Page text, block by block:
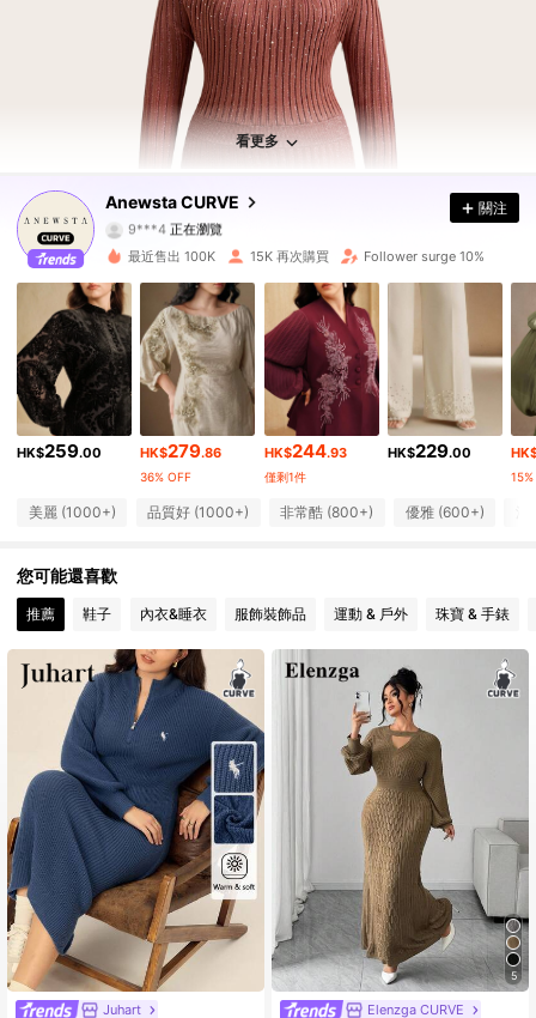
看更多
Anewsta CURVE
4.77 133K 追蹤者
4.77 133K 追蹤者
9***4正在瀏覽
4.77
133K 追蹤者
4.77 133K 追蹤者
4.77 133K 追蹤者
4.77 133K 追蹤者
4.77 133K 追蹤者
4.77 133K 追蹤者
4.77 133K 追蹤者
關注
最近售出 100K 15K 再次購買 Follower surge 10%
HK$259.00 HK$279.86
36% OFF
HK$244.93
僅剩1件
HK$229.00
美麗 (1000+) 品質好 (1000+) 非常酷 (800+) 優雅 (600+)
您可能還喜歡
推薦 鞋子 內衣&睡衣 服飾裝飾品 運動 & 戶外 珠寶 & 手錶
Juhart
5
Elenzga CURVE